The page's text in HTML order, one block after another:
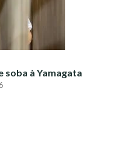
soba à Yamagata